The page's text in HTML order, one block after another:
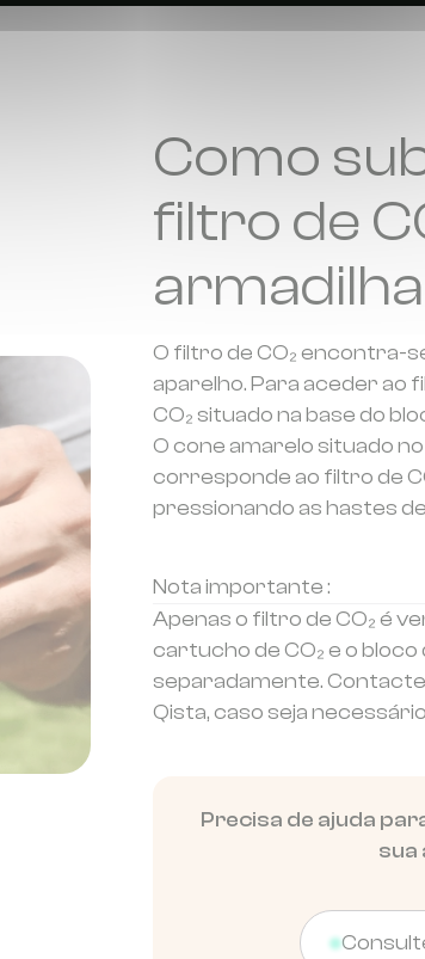
Como
filtro de
O filtro de CO₂ encontra-
aparelho. Para aceder ao
CO₂ situado na base do
O cone amarelo situado
corresponde ao filtro de
pressionando as hastes
Nota importante :
Apenas o filtro de CO₂ é
cartucho de CO₂ e o
separadamente.
Qista, caso seja
Precisa de ajuda
sua